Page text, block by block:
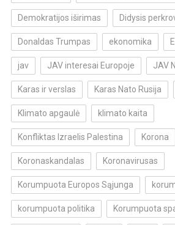
Demokratijos iširimas Didysis
Donaldas Trumpas ekonomika
jav JAV interesai Europoje JAV
Karas ir verslas Karas Nato Rusija
Klimato apgaulė klimato kaita
Konfliktas Izraelis Palestina Korona
Koronaskandalas Koronavirusas
Korumpuota Europos Sąjunga
korumpuota politika Korumpuota